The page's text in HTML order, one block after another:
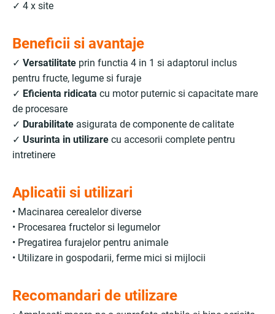
✓ 4 x site
Beneficii si avantaje
✓ Versatilitate prin functia 4 in 1 si adaptorul inclus
pentru fructe, legume si furaje
✓ Eficienta ridicata cu motor puternic si capacitate mare
de procesare
✓ Durabilitate asigurata de componente de calitate
✓ Usurinta in utilizare cu accesorii complete pentru
intretinere
Aplicatii si utilizari
• Macinarea cerealelor diverse
• Procesarea fructelor si legumelor
• Pregatirea furajelor pentru animale
• Utilizare in gospodarii, ferme mici si mijlocii
Recomandari de utilizare